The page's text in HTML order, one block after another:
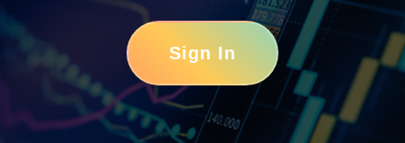
Sign In